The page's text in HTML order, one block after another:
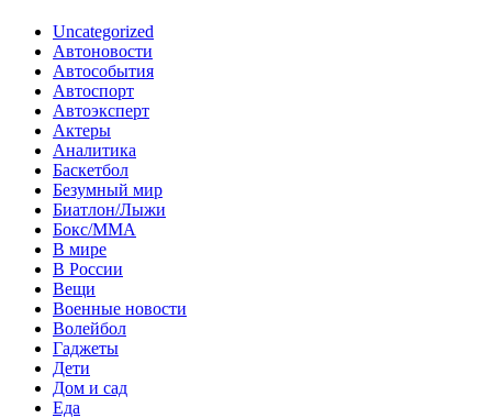
Uncategorized
Автоновости
Автособытия
Автоспорт
Автоэксперт
Актеры
Аналитика
Баскетбол
Безумный мир
Биатлон/Лыжи
Бокс/MMA
В мире
В России
Вещи
Военные новости
Волейбол
Гаджеты
Дети
Дом и сад
Еда